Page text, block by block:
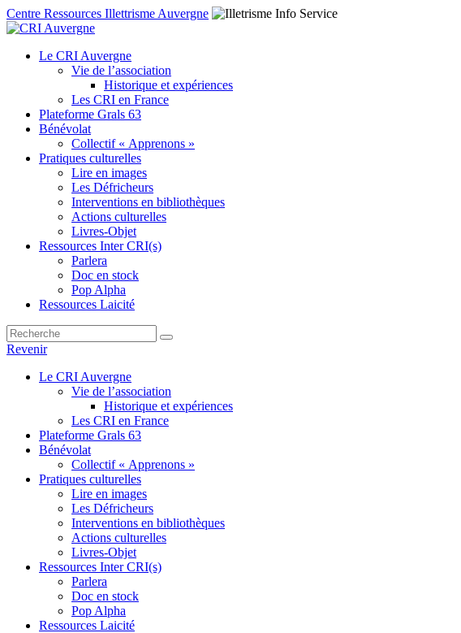
Centre Ressources Illettrisme Auvergne
Le CRI Auvergne
Vie de l’association
Historique et expériences
Les CRI en France
Plateforme Grals 63
Bénévolat
Collectif « Apprenons »
Pratiques culturelles
Lire en images
Les Défricheurs
Interventions en bibliothèques
Actions culturelles
Livres-Objet
Ressources Inter CRI(s)
Parlera
Doc en stock
Pop Alpha
Ressources Laicité
Revenir
Le CRI Auvergne
Vie de l’association
Historique et expériences
Les CRI en France
Plateforme Grals 63
Bénévolat
Collectif « Apprenons »
Pratiques culturelles
Lire en images
Les Défricheurs
Interventions en bibliothèques
Actions culturelles
Livres-Objet
Ressources Inter CRI(s)
Parlera
Doc en stock
Pop Alpha
Ressources Laicité